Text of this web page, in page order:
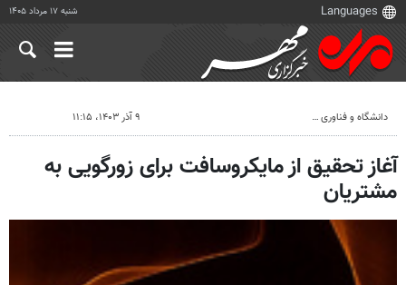
شنبه ۱۷ مرداد ۱۴۰۵
دانشگاه و فناوری ۹ آذر ۱۴۰۳، ۱۱:۱۵
آغاز تحقیق از مایکروسافت برای زورگویی به
مشتریان